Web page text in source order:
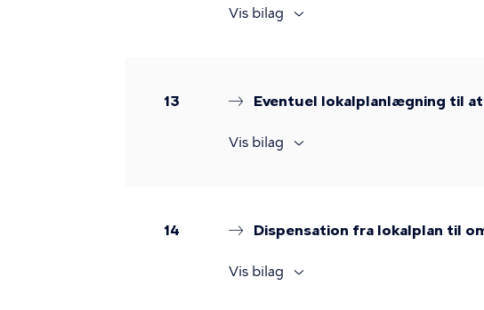
Vis bilag
13 Eventuel lokalplanlægning til
Vis bilag
14 Dispensation fra lokalplan til
Vis bilag